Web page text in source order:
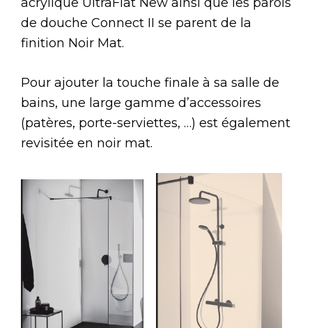
de douche Connect II se parent de la
finition Noir Mat.
Pour ajouter la touche finale à sa salle de
bains, une large gamme d’accessoires
(patères, porte-serviettes, …) est également
revisitée en noir mat.